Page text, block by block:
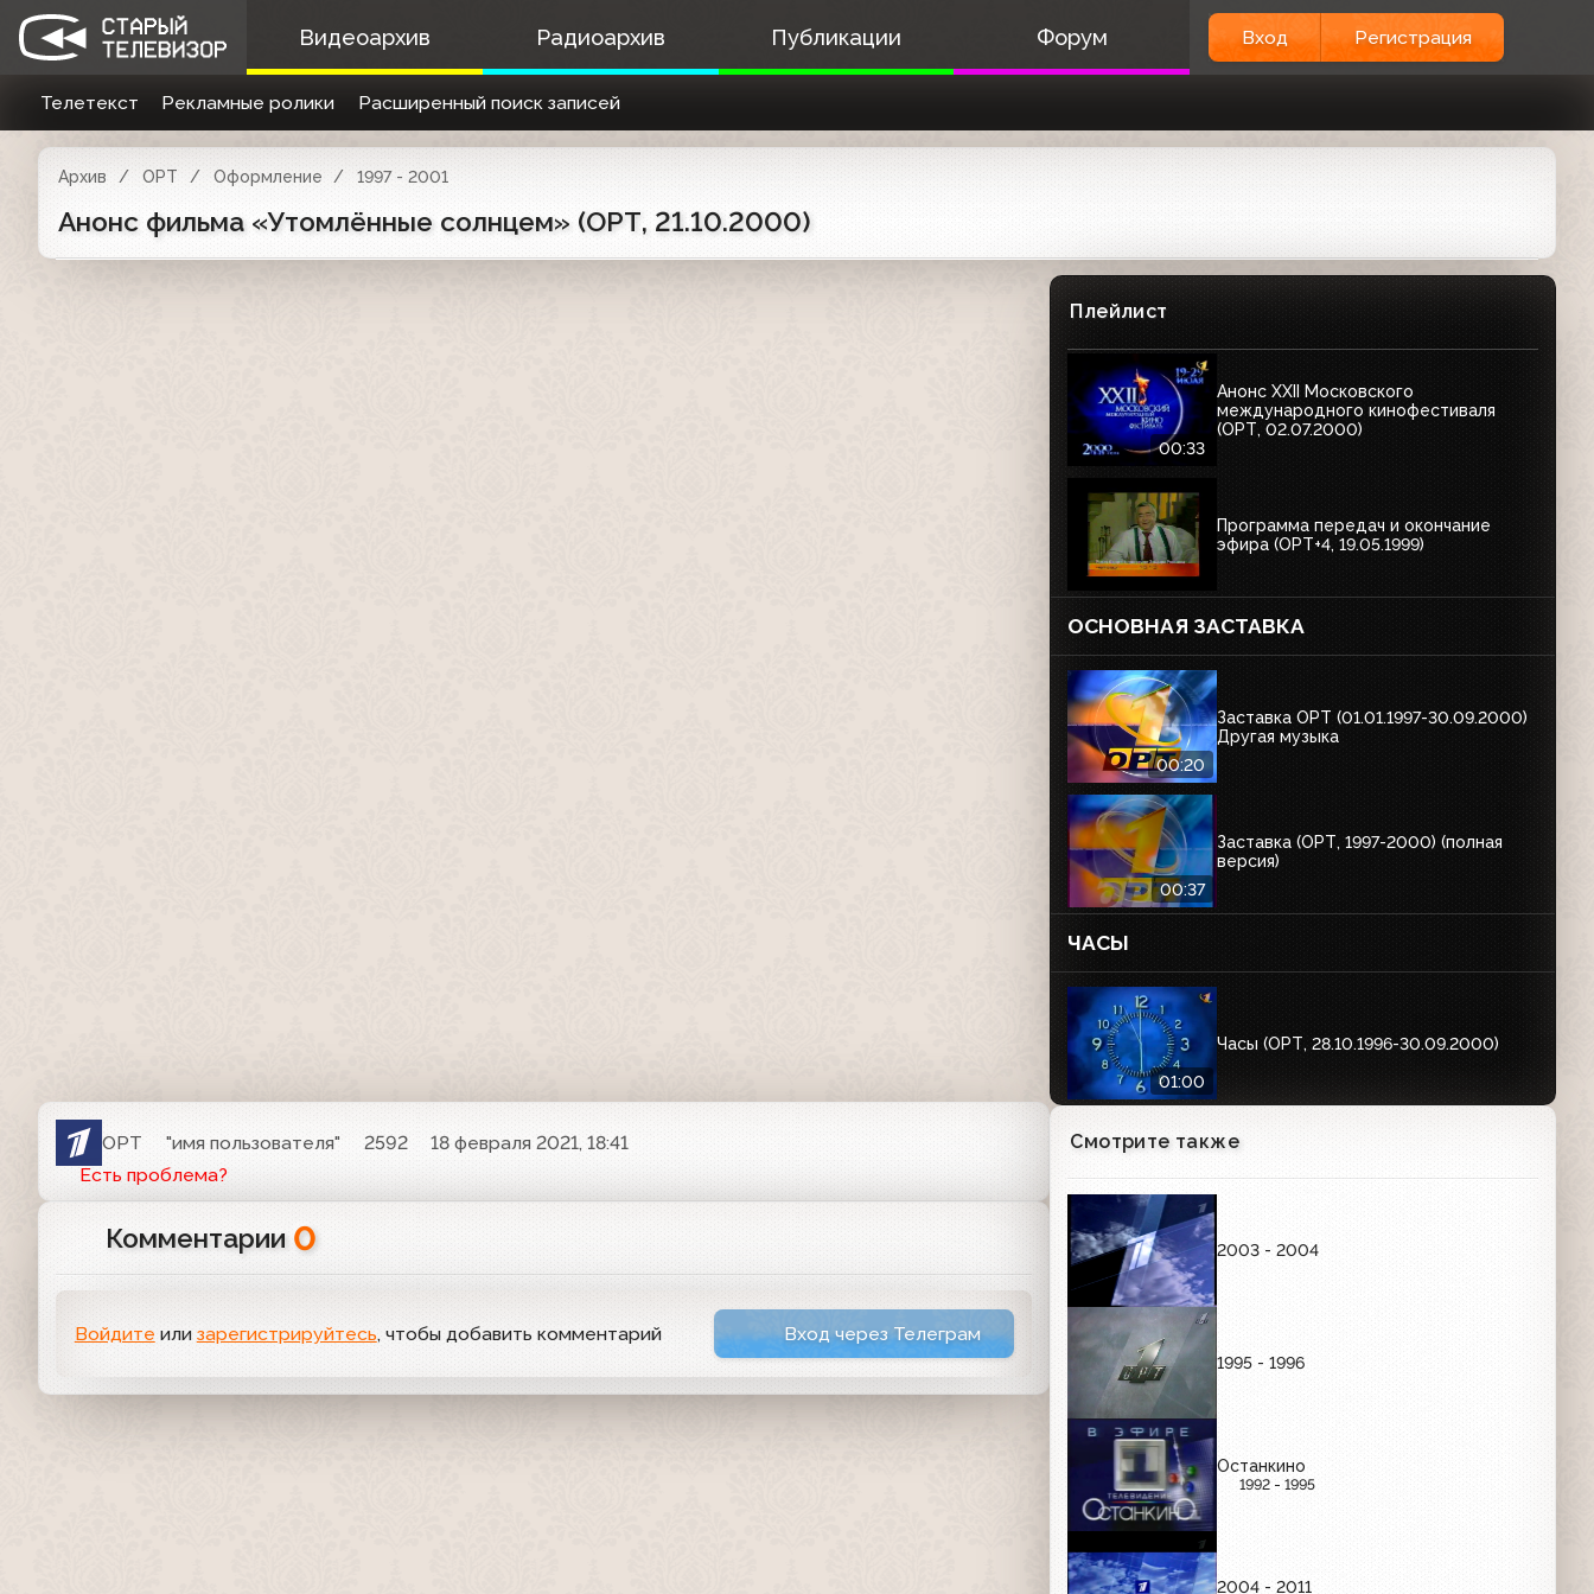
Видеоархив Радиоархив Публикации Форум Вход Регистрация
Телетекст Рекламные ролики Расширенный поиск записей
Архив ОРТ Оформление 1997 - 2001
Анонс фильма «Утомлённые солнцем» (ОРТ, 21.10.2000)
ОРТ "имя пользователя" 2592
18 февраля 2021, 18:41
Есть проблема?
Комментарии 0
Войдите или зарегистрируйтесь, чтобы добавить комментарий Вход через Телеграм
Плейлист
00:33
Анонс XXII Московского
международного кинофестиваля
(ОРТ, 02.07.2000)
Программа передач и окончание
эфира (ОРТ+4, 19.05.1999)
ОСНОВНАЯ ЗАСТАВКА
00:20
Заставка ОРТ (01.01.1997-30.09.2000)
Другая музыка
00:37
Заставка (ОРТ, 1997-2000) (полная
версия)
ЧАСЫ
01:00
Часы (ОРТ, 28.10.1996-30.09.2000)
01:01
Утренние
01:01
РЕКЛАМНЫЕ ЗАСТАВКИ (ЯНВАРЬ-СЕНТЯБРЬ
1997)
00:36
Смотрите также
2003 - 2004
1995 - 1996
Останкино
1992 - 1995
2004 - 2011